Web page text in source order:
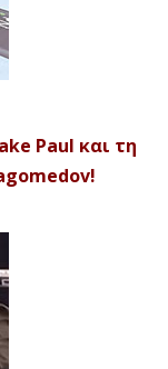
Paul και τη